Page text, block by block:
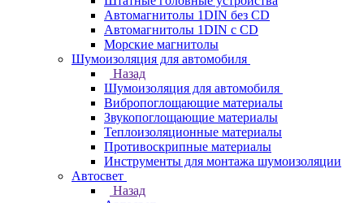
Автомагнитолы 1DIN без CD
Автомагнитолы 1DIN с CD
Морские магнитолы
Шумоизоляция для автомобиля
Назад
Шумоизоляция для автомобиля
Вибропоглощающие материалы
Звукопоглощающие материалы
Теплоизоляционные материалы
Противоскрипные материалы
Инструменты для монтажа шумоизоляции
Автосвет
Назад